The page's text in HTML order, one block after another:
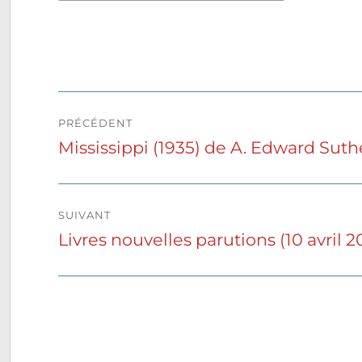
de
PRÉCÉDENT
Publication
Mississippi (1935) de A. Edward
SUIVANT
Publication
Livres nouvelles parutions (10 avril